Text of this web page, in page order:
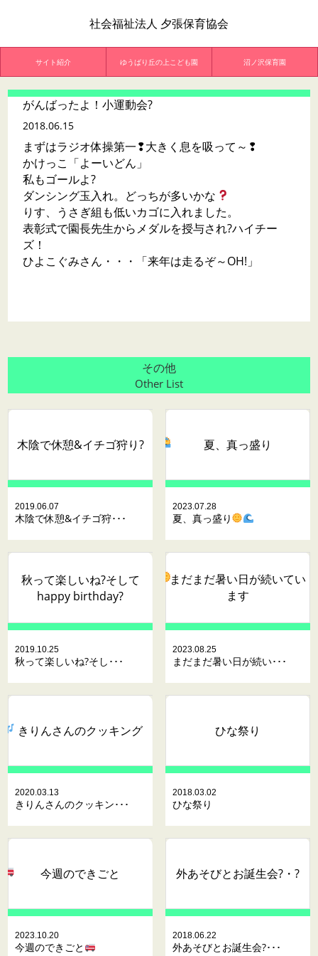
社会福祉法人 夕張保育協会
サイト紹介 ゆうばり丘の上こども園 沼ノ沢保育園
がんばったよ！小運動会?
2018.06.15
まずはラジオ体操第一❢大きく息を吸って～❢
かけっこ「よーいどん」
私もゴールよ?
ダンシング玉入れ。どっちが多いかな
りす、うさぎ組も低いカゴに入れました。
表彰式で園長先生からメダルを授与され?ハイチー
ズ！
ひよこぐみさん・・・「来年は走るぞ～OH!」
その他
Other List
木陰で休憩&イチゴ狩り?
2019.06.07
木陰で休憩&イチゴ狩･･･
夏、真っ盛り
2023.07.28
夏、真っ盛り
秋って楽しいね?そして
happy birthday?
2019.10.25
秋って楽しいね?そし･･･
まだまだ暑い日が続いてい
ます
2023.08.25
まだまだ暑い日が続い･･･
きりんさんのクッキング
2020.03.13
きりんさんのクッキン･･･
ひな祭り
2018.03.02
ひな祭り
今週のできごと
2023.10.20
今週のできごと
外あそびとお誕生会?・?
2018.06.22
外あそびとお誕生会?･･･